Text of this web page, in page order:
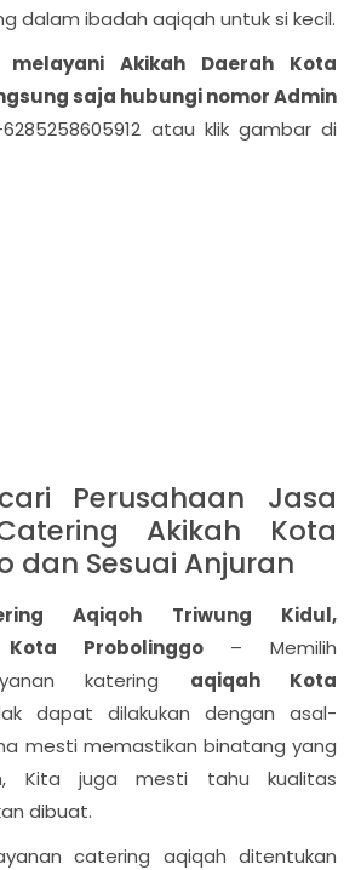
dalam ibadah aqiqah untuk si kecil.
Akikah Daerah Kota
saja hubungi nomor Admin
atau klik gambar di
Perusahaan Jasa
Akikah Kota
dan Sesuai Anjuran
Aqiqoh Triwung Kidul,
Kota Probolinggo – Memilih
katering aqiqah Kota
dapat dilakukan dengan asal-
mesti memastikan binatang yang
Kita juga mesti tahu kualitas
dibuat.
catering aqiqah ditentukan